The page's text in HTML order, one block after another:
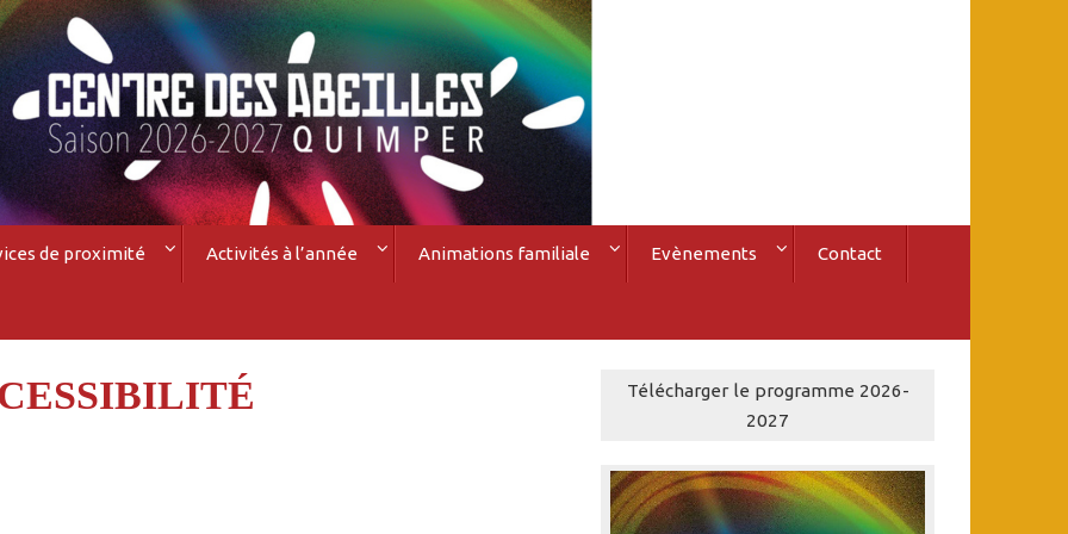
de proximité Activités à l’année Animations familiale Evènements Contact
Télécharger le programme 2026-
2027